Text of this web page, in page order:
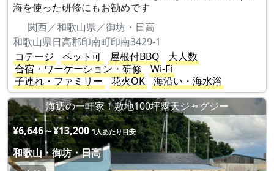
海を使った研修にもお勧めです
関西／和歌山県／御坊・日高
和歌山県日高郡印南町印南3429-1
コテージ
ペット可 屋根付BBQ
大人数
合宿・ワーケーション・研修
Wi-Fi
子連れ・ファミリー
花火OK
海沿い・海水浴
海辺の一軒家！敷地100坪露天ジャグジー
¥6,646～¥13,200 1人あたり目安
和歌山・御坊・日高